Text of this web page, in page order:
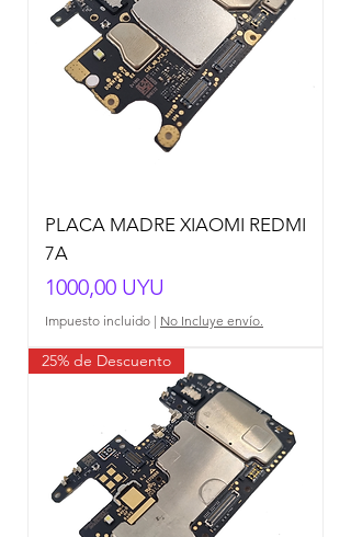
PLACA MADRE XIAOMI REDMI
7A
Precio
1000,00 UYU
Impuesto incluido | No Incluye envío.
25% de Descuento